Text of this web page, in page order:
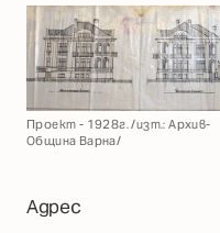
Проект - 1928г. /изт.: Архив-
Община Варна/
Адрес